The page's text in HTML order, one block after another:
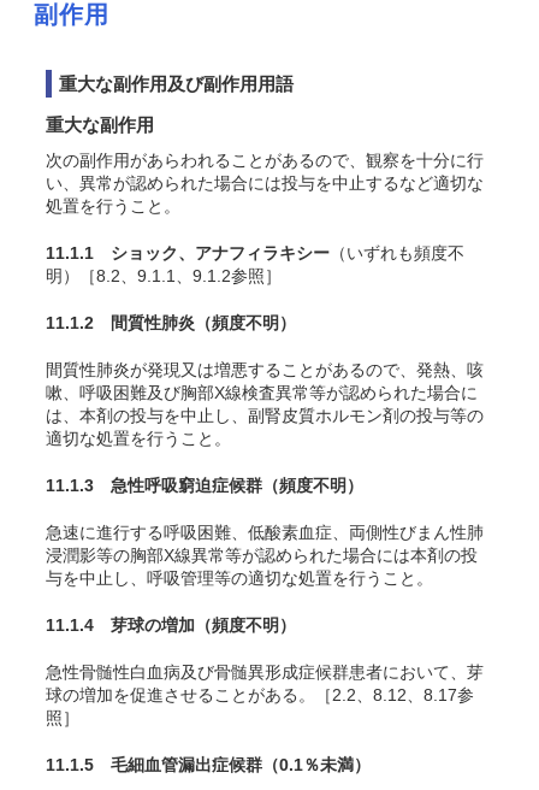
副作用
重大な副作用及び副作用用語
重大な副作用
次の副作用があらわれることがあるので、観察を十分に行
い、異常が認められた場合には投与を中止するなど適切な
処置を行うこと。
11.1.1 ショック、アナフィラキシー （いずれも頻度不
明）［8.2、9.1.1、9.1.2参照］
11.1.2 間質性肺炎 （頻度不明）
間質性肺炎が発現又は増悪することがあるので、発熱、咳
嗽、呼吸困難及び胸部X線検査異常等が認められた場合に
は、本剤の投与を中止し、副腎皮質ホルモン剤の投与等の
適切な処置を行うこと。
11.1.3 急性呼吸窮迫症候群 （頻度不明）
急速に進行する呼吸困難、低酸素血症、両側性びまん性肺
浸潤影等の胸部X線異常等が認められた場合には本剤の投
与を中止し、呼吸管理等の適切な処置を行うこと。
11.1.4 芽球の増加 （頻度不明）
急性骨髄性白血病及び骨髄異形成症候群患者において、芽
球の増加を促進させることがある。［2.2、8.12、8.17参
照］
11.1.5 毛細血管漏出症候群 （0.1％未満）